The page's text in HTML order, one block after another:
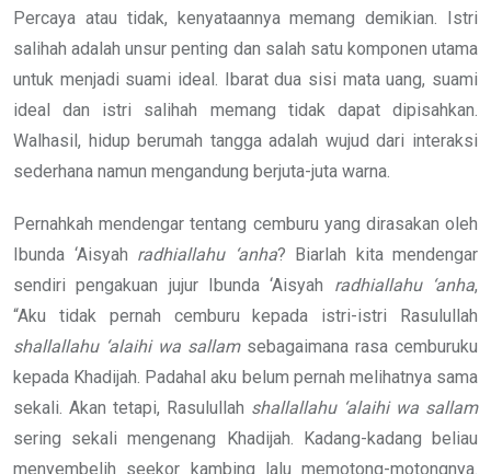
Percaya atau tidak, kenyataannya memang demikian. Istri
salihah adalah unsur penting dan salah satu komponen utama
untuk menjadi suami ideal. Ibarat dua sisi mata uang, suami
ideal dan istri salihah memang tidak dapat dipisahkan.
Walhasil, hidup berumah tangga adalah wujud dari interaksi
sederhana namun mengandung berjuta-juta warna.
Pernahkah mendengar tentang cemburu yang dirasakan oleh
Ibunda ‘Aisyah radhiallahu ‘anha? Biarlah kita mendengar
sendiri pengakuan jujur Ibunda ‘Aisyah radhiallahu ‘anha,
“Aku tidak pernah cemburu kepada istri-istri Rasulullah
shallallahu ‘alaihi wa sallamsebagaimana rasa cemburuku
kepada Khadijah. Padahal aku belum pernah melihatnya sama
sekali. Akan tetapi, Rasulullah shallallahu ‘alaihi wa sallam
sering sekali mengenang Khadijah. Kadang-kadang beliau
menyembelih seekor kambing lalu memotong-motongnya.